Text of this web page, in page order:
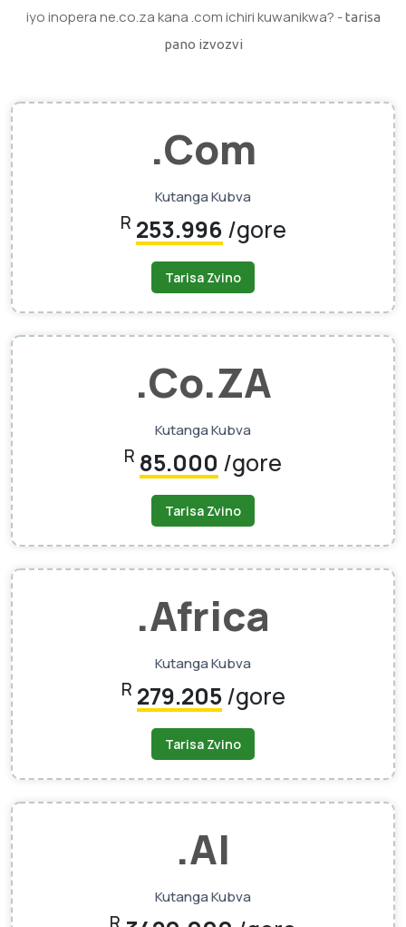
iyo inopera ne.co.za kana .com ichiri kuwanikwa? -tarisa
pano izvozvi
.Com
Kutanga Kubva
R 253.996 /gore
Tarisa Zvino
.Co.ZA
Kutanga Kubva
R 85.000 /gore
Tarisa Zvino
.Africa
Kutanga Kubva
R 279.205/gore
Tarisa Zvino
.AI
Kutanga Kubva